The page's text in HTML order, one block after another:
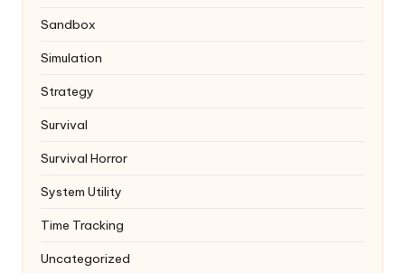
Sandbox
Simulation
Strategy
Survival
Survival Horror
System Utility
Time Tracking
Uncategorized